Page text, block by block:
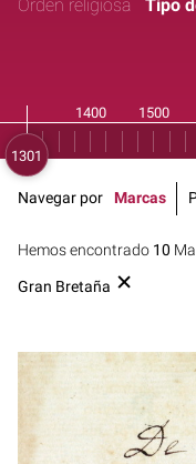
Orden religiosa
Tipo
Hemos encontrado 10
Gran Bretaña
Navegar por Marcas